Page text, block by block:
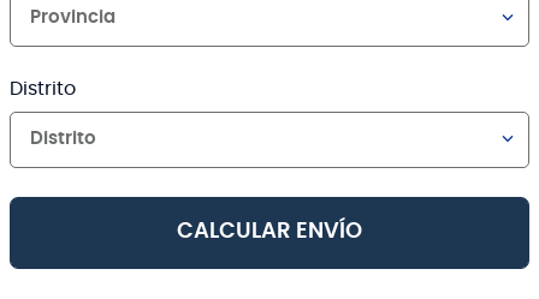
Provincia
Distrito
Distrito
CALCULAR ENVÍO